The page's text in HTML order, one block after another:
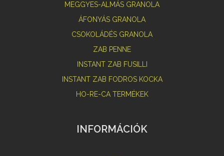
MEGGYES-ALMÁS GRANOLA
ÁFONYÁS GRANOLA
CSOKOLÁDÉS GRANOLA
ZAB PENNE
INSTANT ZAB FUSILLI
INSTANT ZAB FODROS KOCKA
HO-RE-CA TERMÉKEK
INFORMÁCIÓK